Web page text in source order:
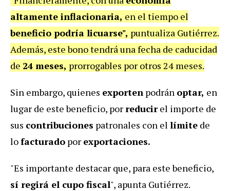
altamente inflacionaria, en el tiempo el
beneficio podría licuarse", puntualiza Gutiérrez.
Además, este bono tendrá una fecha de caducidad
de 24 meses, prorrogables por otros 24 meses.
Sin embargo, quienes exporten podrán optar, en
lugar de este beneficio, por reducirel importe de
sus contribuciones patronales con el límite de
lofacturado por exportaciones.
"Es importante destacar que, para este beneficio,
sí regirá el cupo fiscal", apunta Gutiérrez.